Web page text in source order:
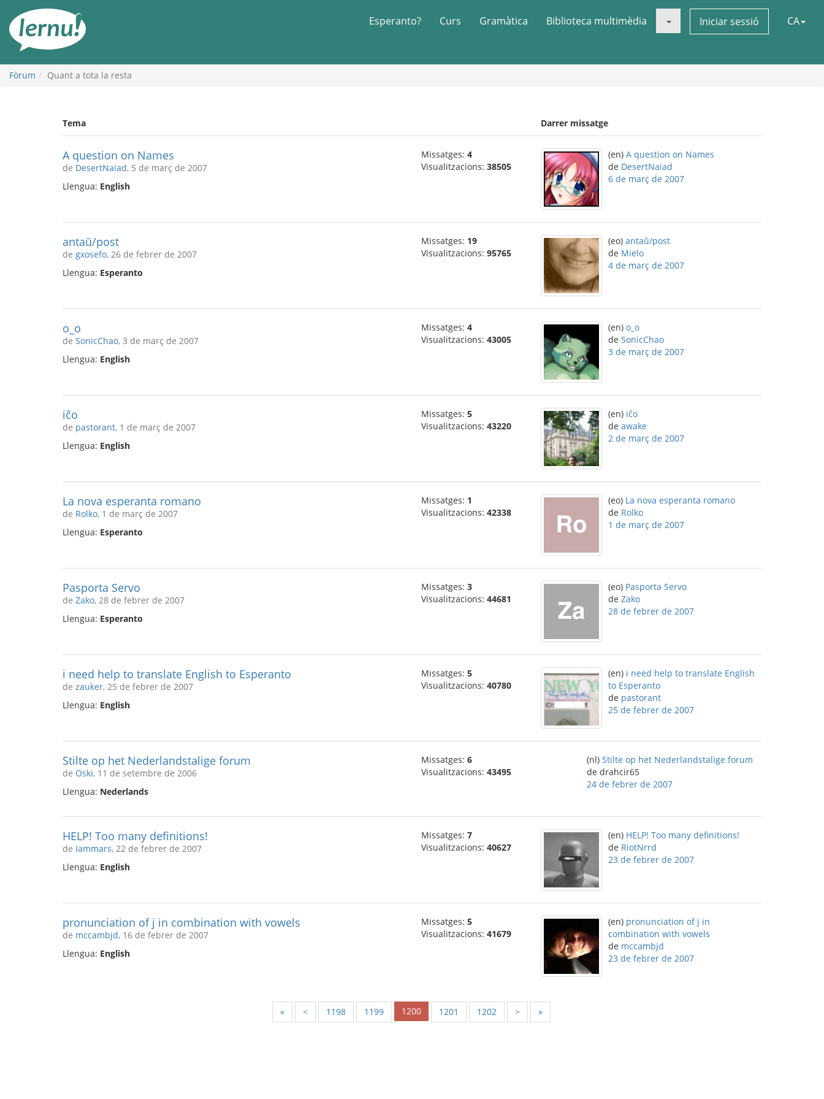
contingut
Esperanto? Curs Gramàtica Biblioteca multimèdia Iniciar sessió CA
Fòrum Quant a tota la resta
Tema Darrer missatge
A question on Names
de DesertNaiad, 5 de març de 2007
Llengua: English
Missatges: 4
Visualitzacions: 38505
(en) A question on Names
de DesertNaiad
6 de març de 2007
antaŭ/post
de gxosefo, 26 de febrer de 2007
Llengua: Esperanto
Missatges: 19
Visualitzacions: 95765
(eo) antaŭ/post
de Mielo
4 de març de 2007
o_o
de SonicChao, 3 de març de 2007
Llengua: English
Missatges: 4
Visualitzacions: 43005
(en) o_o
de SonicChao
3 de març de 2007
iĉo
de pastorant, 1 de març de 2007
Llengua: English
Missatges: 5
Visualitzacions: 43220
(en) iĉo
de awake
2 de març de 2007
La nova esperanta romano
de Rolko, 1 de març de 2007
Llengua: Esperanto
Missatges: 1
Visualitzacions: 42338
(eo) La nova esperanta romano
de Rolko
1 de març de 2007
Pasporta Servo
de Zako, 28 de febrer de 2007
Llengua: Esperanto
Missatges: 3
Visualitzacions: 44681
(eo) Pasporta Servo
de Zako
28 de febrer de 2007
i need help to translate English to Esperanto
de zauker, 25 de febrer de 2007
Llengua: English
Missatges: 5
Visualitzacions: 40780
(en) i need help to translate English
to Esperanto
de pastorant
25 de febrer de 2007
Stilte op het Nederlandstalige forum
de Oski, 11 de setembre de 2006
Llengua: Nederlands
Missatges: 6
Visualitzacions: 43495
(nl) Stilte op het Nederlandstalige forum
de drahcir65
24 de febrer de 2007
HELP! Too many definitions!
de Iammars, 22 de febrer de 2007
Llengua: English
Missatges: 7
Visualitzacions: 40627
(en) HELP! Too many definitions!
de RiotNrrd
23 de febrer de 2007
pronunciation of j in combination with vowels
de mccambjd, 16 de febrer de 2007
Llengua: English
Missatges: 5
Visualitzacions: 41679
(en) pronunciation of j in
combination with vowels
de mccambjd
23 de febrer de 2007
« < 1198 1199 1200 1201 1202 > »